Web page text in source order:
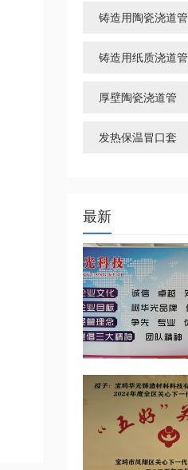
铸造用陶瓷浇道管
铸造用纸质浇道管
厚壁陶瓷浇道管
发热保温冒口套
最新